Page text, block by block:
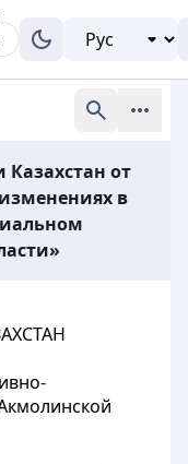
Казахстан от
в